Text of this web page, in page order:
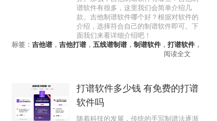
谱软件有很多，这里我们会简单介绍几
款。吉他制谱软件哪个好？根据对软件的
介绍，选择符合自己的制谱软件即可。下
面我们来看详细介绍吧！
标签： 吉他谱， 吉他打谱， 五线谱制谱， 制谱软件， 打谱软件，
阅读全文
打谱软件多少钱 有免费的打谱
软件吗
随着科技的发展，传统的手写制谱法逐渐